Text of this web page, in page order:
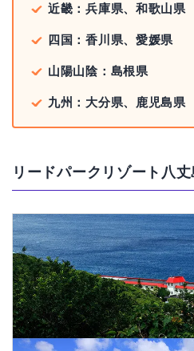
近畿：兵庫県、和歌山県
四国：香川県、愛媛県
山陽山陰：島根県
九州：大分県、鹿児島県
リードパークリゾート八